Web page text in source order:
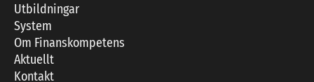
Utbildningar
System
Om Finanskompetens
Aktuellt
Kontakt